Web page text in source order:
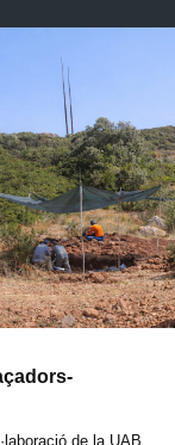
de la UAB,